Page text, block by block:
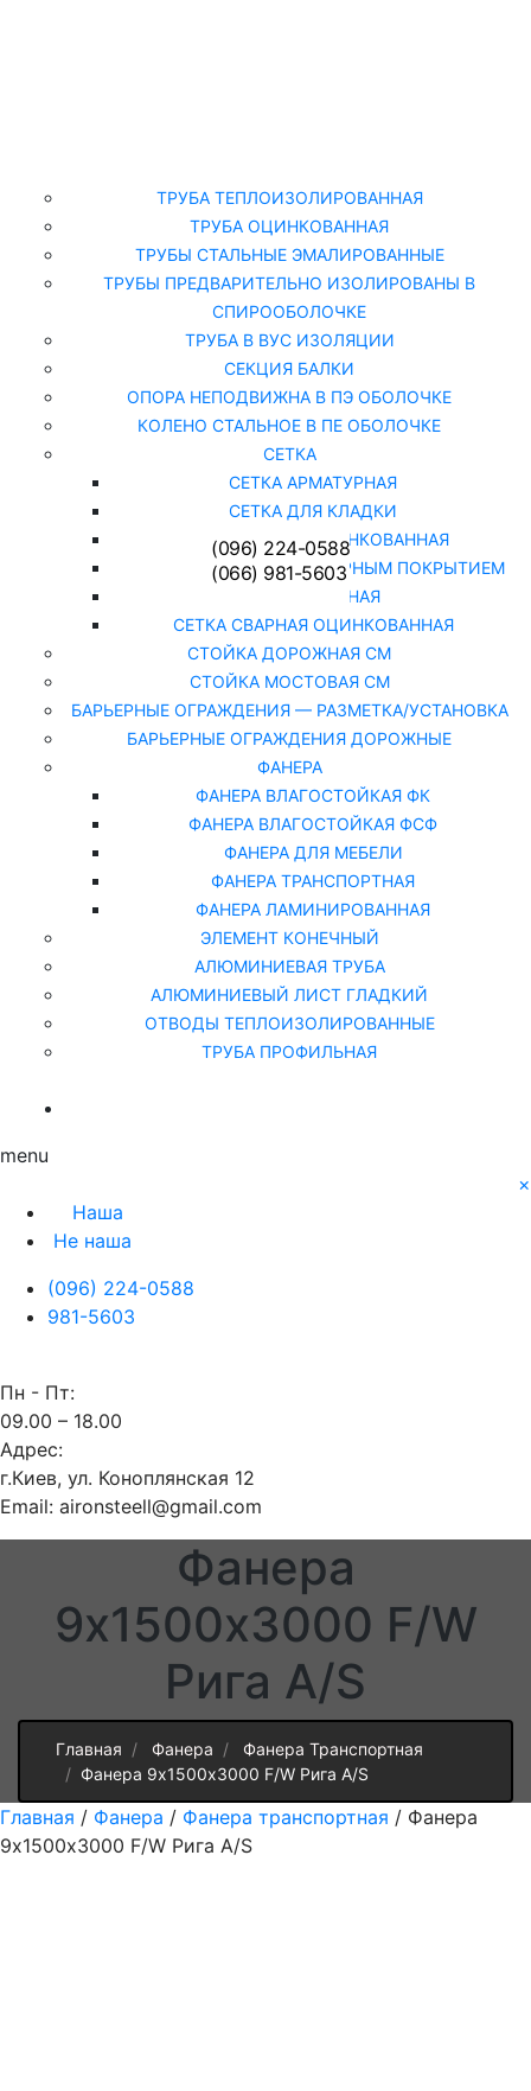
ТРУБА ТЕПЛОИЗОЛИРОВАННАЯ
ТРУБА ОЦИНКОВАННАЯ
ТРУБЫ СТАЛЬНЫЕ ЭМАЛИРОВАННЫЕ
ТРУБЫ ПРЕДВАРИТЕЛЬНО ИЗОЛИРОВАНЫ В
СПИРООБОЛОЧКЕ
ТРУБА В ВУС ИЗОЛЯЦИИ
СЕКЦИЯ БАЛКИ
ОПОРА НЕПОДВИЖНА В ПЭ ОБОЛОЧКЕ
КОЛЕНО СТАЛЬНОЕ В ПЕ ОБОЛОЧКЕ
СЕТКА
СЕТКА АРМАТУРНАЯ
СЕТКА ДЛЯ КЛАДКИ
СЕТКА РАБИЦА ОЦИНКОВАННАЯ
СЕТКА РАБИЦА С ПОЛИМЕРНЫМ ПОКРЫТИЕМ
СЕТКА СВАРНАЯ
СЕТКА СВАРНАЯ ОЦИНКОВАННАЯ
СТОЙКА ДОРОЖНАЯ СМ
СТОЙКА МОСТОВАЯ СМ
БАРЬЕРНЫЕ ОГРАЖДЕНИЯ — РАЗМЕТКА/УСТАНОВКА
БАРЬЕРНЫЕ ОГРАЖДЕНИЯ ДОРОЖНЫЕ
ФАНЕРА
ФАНЕРА ВЛАГОСТОЙКАЯ ФК
ФАНЕРА ВЛАГОСТОЙКАЯ ФСФ
ФАНЕРА ДЛЯ МЕБЕЛИ
ФАНЕРА ТРАНСПОРТНАЯ
ФАНЕРА ЛАМИНИРОВАННАЯ
ЭЛЕМЕНТ КОНЕЧНЫЙ
АЛЮМИНИЕВАЯ ТРУБА
АЛЮМИНИЕВЫЙ ЛИСТ ГЛАДКИЙ
ОТВОДЫ ТЕПЛОИЗОЛИРОВАННЫЕ
ТРУБА ПРОФИЛЬНАЯ
(096) 224-0588
(066) 981-5603
menu
×
Наша
Не наша
(096) 224-0588
981-5603
Пн - Пт:
09.00 – 18.00
Адрес:
г.Киев, ул. Коноплянская 12
Email: aironsteell@gmail.com
Фанера
9х1500х3000 F/W
Рига A/S
Главная Фанера
Фанера Транспортная
Фанера 9х1500х3000 F/W Рига A/S
Главная / Фанера / Фанера транспортная / Фанера
9х1500х3000 F/W Рига A/S